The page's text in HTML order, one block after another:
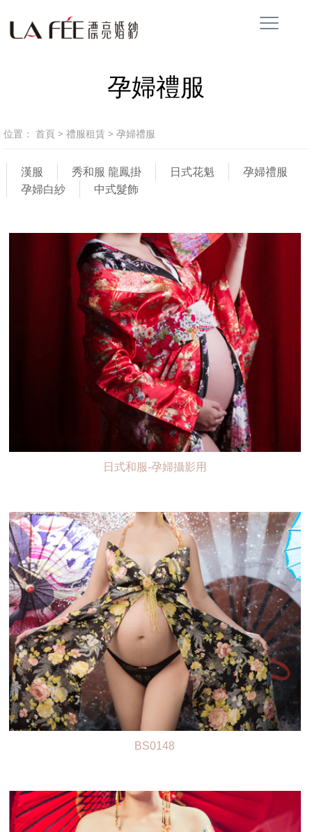
孕婦禮服
位置： 首頁 > 禮服租賃 > 孕婦禮服
漢服 秀和服 龍鳳掛 日式花魁
孕婦禮服
孕婦白紗
中式髮飾
日式和服-孕婦攝影用
BS0148